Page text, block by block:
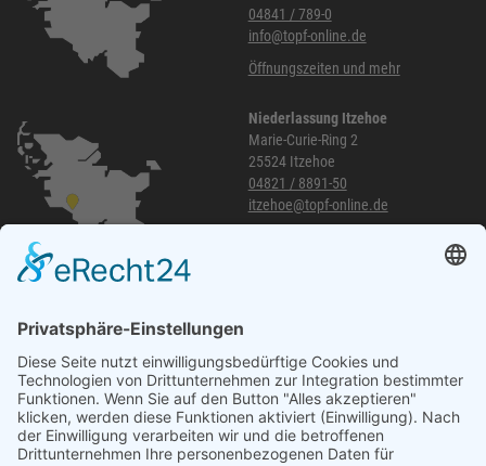
04841 / 789-0
info@topf-online.de
Öffnungszeiten und mehr
Niederlassung Itzehoe
Marie-Curie-Ring 2
25524 Itzehoe
04821 / 8891-50
itzehoe@topf-online.de
040 / 21 04 04 04-04
glinde@topf-online.de
Öffnungszeiten und mehr